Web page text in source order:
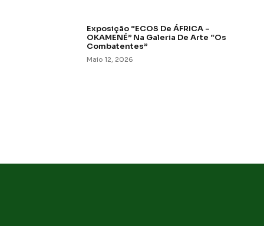
Exposição “ECOS De ÁFRICA –
OKAMENÉ” Na Galeria De Arte “Os
Combatentes”
Maio 12, 2026